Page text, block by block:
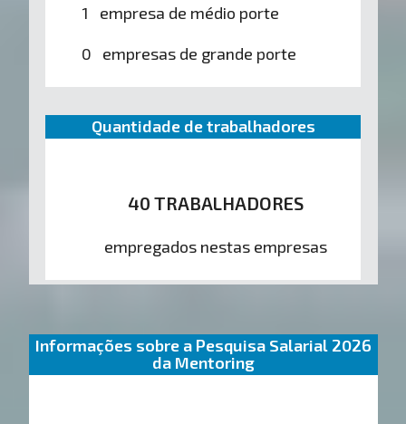
1 empresa de médio porte
0 empresas de grande porte
Quantidade de trabalhadores
40 TRABALHADORES
empregados nestas empresas
Informações sobre a Pesquisa Salarial 2026
da Mentoring